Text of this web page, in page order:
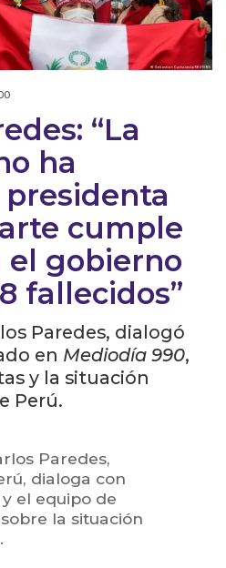
“La
ha
presidenta
cumple
el gobierno
fallecidos”
Paredes, dialogó
en Mediodía 990,
y la situación
Perú.
Paredes,
dialoga con
el equipo de
sobre la situación